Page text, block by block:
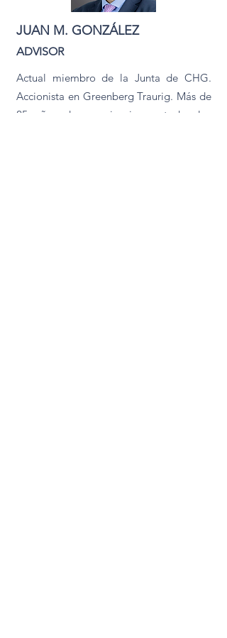
JUAN M. GONZÁLEZ
ADVISOR
Actual miembro de la Junta de CHG.
Accionista en Greenberg Traurig. Más de
25 años de experiencia en todos los